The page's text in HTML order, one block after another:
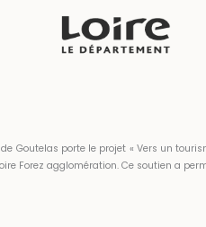
Goutelas porte le projet « Vers un
Loire Forez agglomération. Ce soutien a